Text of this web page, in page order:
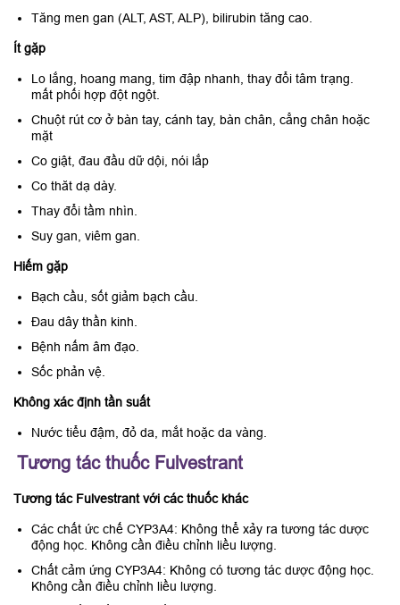
Tăng men gan (ALT, AST, ALP), bilirubin tăng cao.
Ít gặp
Lo lắng, hoang mang, tim đập nhanh, thay đổi tâm trạng.
mất phối hợp đột ngột.
Chuột rút cơ ở bàn tay, cánh tay, bàn chân, cẳng chân hoặc
mặt
Co giật, đau đầu dữ dội, nói lắp
Co thăt dạ dày.
Thay đổi tầm nhìn.
Suy gan, viêm gan.
Hiếm gặp
Bạch cầu, sốt giảm bạch cầu.
Đau dây thần kinh.
Bệnh nấm âm đạo.
Sốc phản vệ.
Không xác định tần suất
Nước tiểu đậm, đỏ da, mắt hoặc da vàng.
Tương tác thuốc Fulvestrant
Tương tác Fulvestrant với các thuốc khác
Các chất ức chế CYP3A4: Không thể xảy ra tương tác dược
động học. Không cần điều chỉnh liều lượng.
Chất cảm ứng CYP3A4: Không có tương tác dược động học.
Không cần điều chỉnh liều lượng.